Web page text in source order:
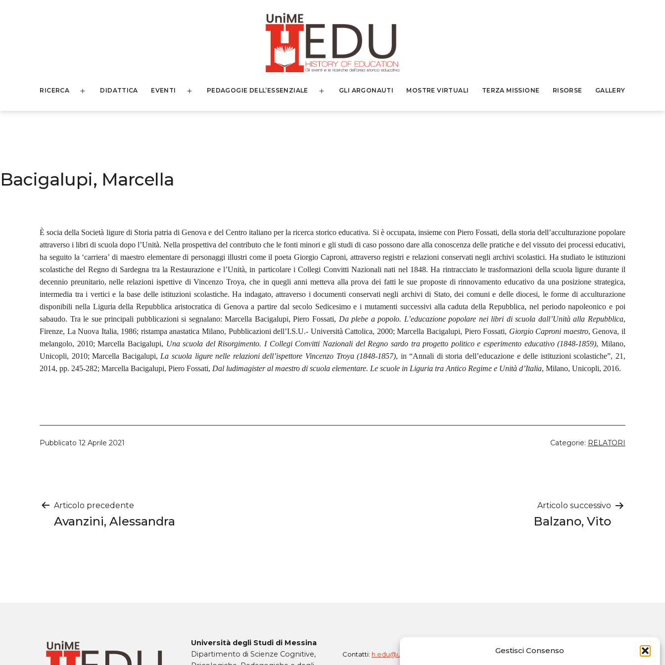
Gestisci Consenso
RICERCA
Apri
DIDATTICA EVENTI
Apri
PEDAGOGIE DELL’ESSENZIALE
Apri
GLI ARGONAUTI MOSTRE VIRTUALI TERZA MISSIONE RISORSE GALLERY
Bacigalupi, Marcella
È socia della Società ligure di Storia patria di Genova e del Centro italiano per la ricerca storico educativa. Si è occupata, insieme con Piero Fossati, della storia dell’acculturazione popolare
attraverso i libri di scuola dopo l’Unità. Nella prospettiva del contributo che le fonti minori e gli studi di caso possono dare alla conoscenza delle pratiche e del vissuto dei processi educativi,
ha seguito la ‘carriera’ di maestro elementare di personaggi illustri come il poeta Giorgio Caproni, attraverso registri e relazioni conservati negli archivi scolastici. Ha studiato le istituzioni
scolastiche del Regno di Sardegna tra la Restaurazione e l’Unità, in particolare i Collegi Convitti Nazionali nati nel 1848. Ha rintracciato le trasformazioni della scuola ligure durante il
decennio preunitario, nelle relazioni ispettive di Vincenzo Troya, che in quegli anni metteva alla prova dei fatti le sue proposte di rinnovamento educativo da una posizione strategica,
intermedia tra i vertici e la base delle istituzioni scolastiche. Ha indagato, attraverso i documenti conservati negli archivi di Stato, dei comuni e delle diocesi, le forme di acculturazione
disponibili nella Liguria della Repubblica aristocratica di Genova a partire dal secolo Sedicesimo e i mutamenti successivi alla caduta della Repubblica, nel periodo napoleonico e poi
sabaudo. Tra le sue principali pubblicazioni si segnalano: Marcella Bacigalupi, Piero Fossati, Da plebe a popolo. L’educazione popolare nei libri di scuola dall’Unità alla Repubblica,
Firenze, La Nuova Italia, 1986; ristampa anastatica Milano, Pubblicazioni dell’I.S.U.- Università Cattolica, 2000; Marcella Bacigalupi, Piero Fossati, Giorgio Caproni maestro, Genova, il
melangolo, 2010; Marcella Bacigalupi, Una scuola del Risorgimento. I Collegi Convitti Nazionali del Regno sardo tra progetto politico e esperimento educativo (1848-1859), Milano,
Unicopli, 2010; Marcella Bacigalupi, La scuola ligure nelle relazioni dell’ispettore Vincenzo Troya (1848-1857), in “Annali di storia dell’educazione e delle istituzioni scolastiche”, 21,
2014, pp. 245-282; Marcella Bacigalupi, Piero Fossati, Dal ludimagister al maestro di scuola elementare. Le scuole in Liguria tra Antico Regime e Unità d’Italia, Milano, Unicopli, 2016.
Pubblicato 12 Aprile 2021 Categorie: RELATORI
Navigazione
Articolo precedente
Avanzini, Alessandra
Articolo successivo
Balzano, Vito
Università degli Studi di Messina
Dipartimento di Scienze Cognitive,
Contatti: h.edu@unime.it